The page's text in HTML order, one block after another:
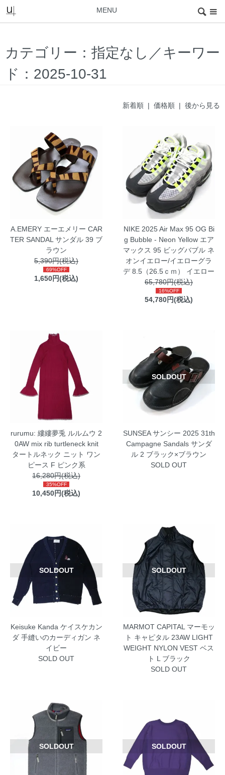
MENU
カテゴリー：指定なし／キーワー
ド：2025-10-31
新着順 | 価格順 | 後から見る
A.EMERY エーエメリー CAR
TER SANDAL サンダル 39 ブ
ラウン
5,390円(税込)
69%OFF
1,650円(税込)
NIKE 2025 Air Max 95 OG Bi
g Bubble - Neon Yellow エア
マックス 95 ビッグバブル ネ
オンイエロー/イエローグラ
デ 8.5（26.5ｃｍ） イエロー
65,780円(税込)
16%OFF
54,780円(税込)
rurumu: 縷縷夢兎 ルルムウ 2
0AW mix rib turtleneck knit
タートルネック ニット ワン
ピース F ピンク系
16,280円(税込)
35%OFF
10,450円(税込)
SOLDOUT
SUNSEA サンシー 2025 31th
Campagne Sandals サンダ
ル 2 ブラック×ブラウン
SOLD OUT
SOLDOUT
Keisuke Kanda ケイスケカン
ダ 手縫いのカーディガン ネ
イビー
SOLD OUT
SOLDOUT
MARMOT CAPITAL マーモッ
ト キャピタル 23AW LIGHT
WEIGHT NYLON VEST ベス
ト L ブラック
SOLD OUT
SOLDOUT SOLDOUT